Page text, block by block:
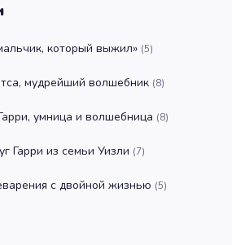
который выжил» (5)
мудрейший волшебник (8)
умница и волшебница (8)
Гарри из семьи Уизли (7)
с двойной жизнью (5)